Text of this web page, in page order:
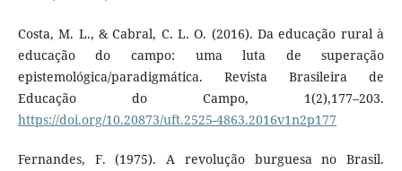
Costa, M. L., & Cabral, C. L. O. (2016). Da educação rural à
educação do campo: uma luta de superação
epistemológica/paradigmática. Revista Brasileira de
Educação do Campo, 1(2),177–203.
https://doi.org/10.20873/uft.2525-4863.2016v1n2p177
Fernandes, F. (1975). A revolução burguesa no Brasil.